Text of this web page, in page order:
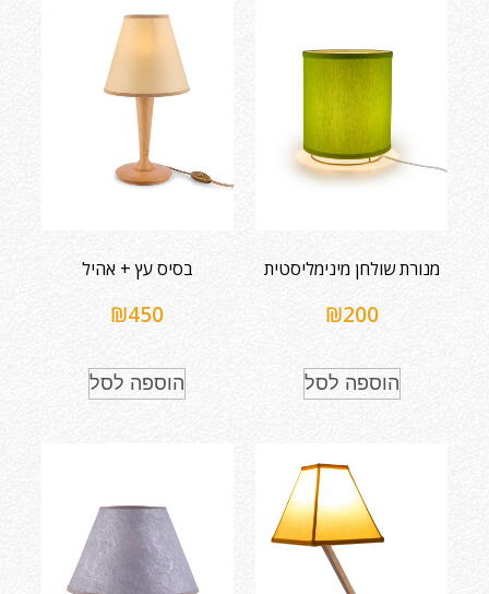
מנורת שולחן מינימליסטית
₪200
הוספה לסל
בסיס עץ + אהיל
₪450
הוספה לסל